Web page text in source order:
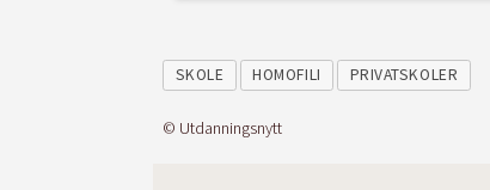
SKOLE HOMOFILI PRIVATSKOLER
© Utdanningsnytt